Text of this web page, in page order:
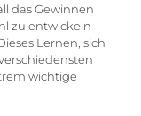
das Gewinnen
zu entwickeln
Lernen, sich
wichtige